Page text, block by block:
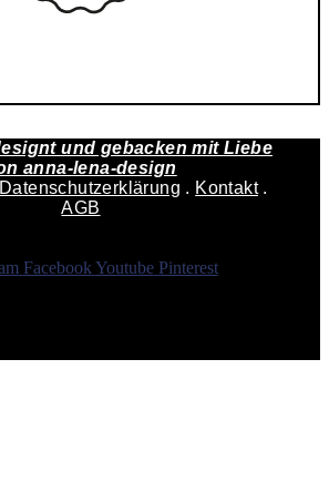
und gebacken mit Liebe
anna-lena-design
Datenschutzerklärung . Kontakt.
AGB
Facebook Youtube Pinterest